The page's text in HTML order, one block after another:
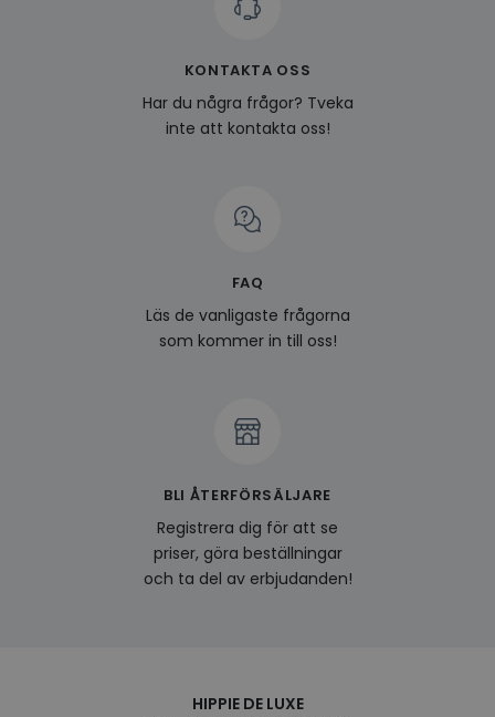
KONTAKTA OSS
Har du några frågor? Tveka
inte att kontakta oss!
FAQ
Läs de vanligaste frågorna
som kommer in till oss!
BLI ÅTERFÖRSÄLJARE
Registrera dig för att se
priser, göra beställningar
och ta del av erbjudanden!
HIPPIE DE LUXE